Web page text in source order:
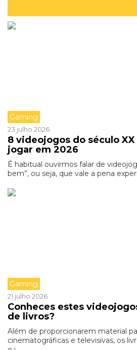
Gaming
23 julho 2026
8 videojogos do século
jogar em 2026
É habitual ouvirmos falar de
bem”, ou seja, que vale a pena
Gaming
21 julho 2026
Conheces estes
de livros?
Além de proporcionarem material
cinematográficas e televisivas, os